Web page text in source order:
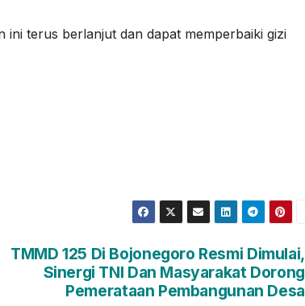
ini terus berlanjut dan dapat memperbaiki gizi
TMMD 125 Di Bojonegoro Resmi Dimulai,
Sinergi TNI Dan Masyarakat Dorong
Pemerataan Pembangunan Desa